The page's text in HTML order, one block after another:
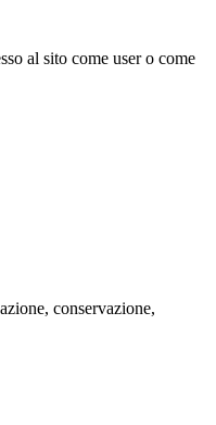
al sito come user o come
conservazione,